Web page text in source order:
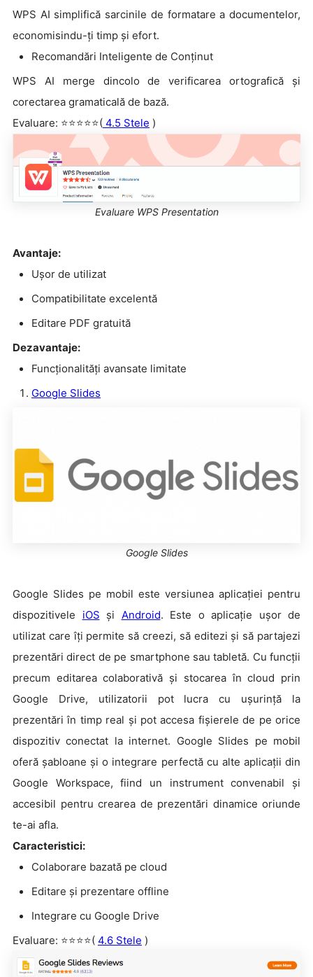
WPS AI simplifică sarcinile de formatare a documentelor,
economisindu-ți timp și efort.
Recomandări Inteligente de Conținut
WPS AI merge dincolo de verificarea ortografică și
corectarea gramaticală de bază.
Evaluare: ⭐⭐⭐⭐⭐( 4.5 Stele )
Evaluare WPS Presentation
Avantaje:
Ușor de utilizat
Compatibilitate excelentă
Editare PDF gratuită
Dezavantaje:
Funcționalități avansate limitate
Google Slides
Google Slides
Google Slides pe mobil este versiunea aplicației pentru
dispozitivele iOS și Android. Este o aplicație ușor de
utilizat care îți permite să creezi, să editezi și să partajezi
prezentări direct de pe smartphone sau tabletă. Cu funcții
precum editarea colaborativă și stocarea în cloud prin
Google Drive, utilizatorii pot lucra cu ușurință la
prezentări în timp real și pot accesa fișierele de pe orice
dispozitiv conectat la internet. Google Slides pe mobil
oferă șabloane și o integrare perfectă cu alte aplicații din
Google Workspace, fiind un instrument convenabil și
accesibil pentru crearea de prezentări dinamice oriunde
te-ai afla.
Caracteristici:
Colaborare bazată pe cloud
Editare și prezentare offline
Integrare cu Google Drive
Evaluare: ⭐⭐⭐⭐( 4.6 Stele )